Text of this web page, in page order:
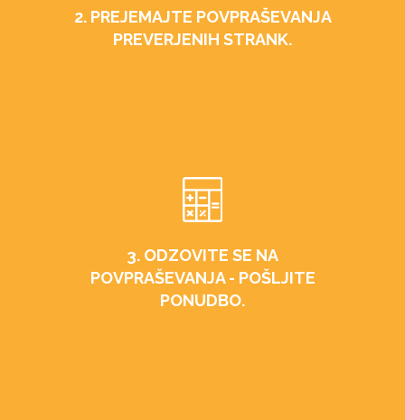
2. PREJEMAJTE POVPRAŠEVANJA
PREVERJENIH STRANK.
3. ODZOVITE SE NA
POVPRAŠEVANJA - POŠLJITE
PONUDBO.